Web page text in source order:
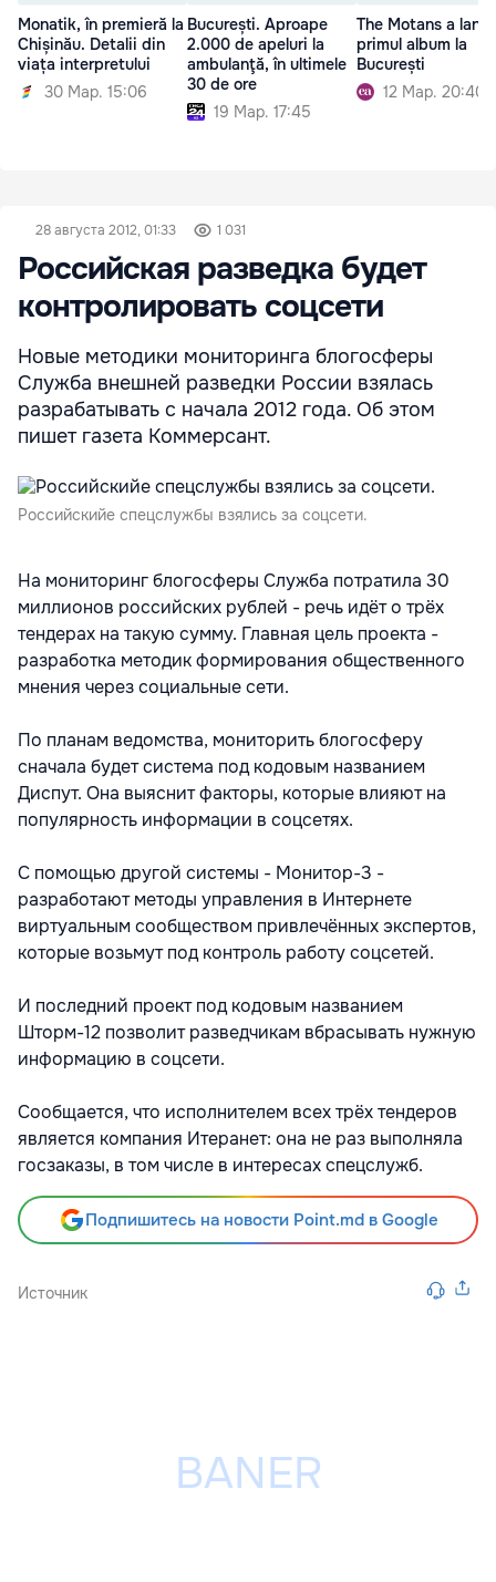
Monatik, în premieră la
Chișinău. Detalii din
viața interpretului
30 Мар. 15:06
București. Aproape
2.000 de apeluri la
ambulanţă, în ultimele
30 de ore
19 Мар. 17:45
The Motans a
primul album la
București
12 Мар. 20:40
28 августа 2012, 01:33 1 031
Российская разведка будет
контролировать соцсети
Новые методики мониторинга блогосферы
Служба внешней разведки России взялась
разрабатывать с начала 2012 года. Об этом
пишет газета Коммерсант.
Российскийе спецслужбы взялись за соцсети.
На мониторинг блогосферы Служба потратила 30
миллионов российских рублей - речь идёт о трёх
тендерах на такую сумму. Главная цель проекта -
разработка методик формирования общественного
мнения через социальные сети.
По планам ведомства, мониторить блогосферу
сначала будет система под кодовым названием
Диспут. Она выяснит факторы, которые влияют на
популярность информации в соцсетях.
С помощью другой системы - Монитор-3 -
разработают методы управления в Интернете
виртуальным сообществом привлечённых экспертов,
которые возьмут под контроль работу соцсетей.
И последний проект под кодовым названием
Шторм-12 позволит разведчикам вбрасывать нужную
информацию в соцсети.
Сообщается, что исполнителем всех трёх тендеров
является компания Итеранет: она не раз выполняла
госзаказы, в том числе в интересах спецслужб.
Подпишитесь на новости Point.md в Google
Источник